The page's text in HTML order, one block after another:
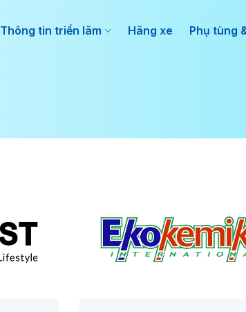
Thông tin triển lãm Hãng xe Phụ tùng